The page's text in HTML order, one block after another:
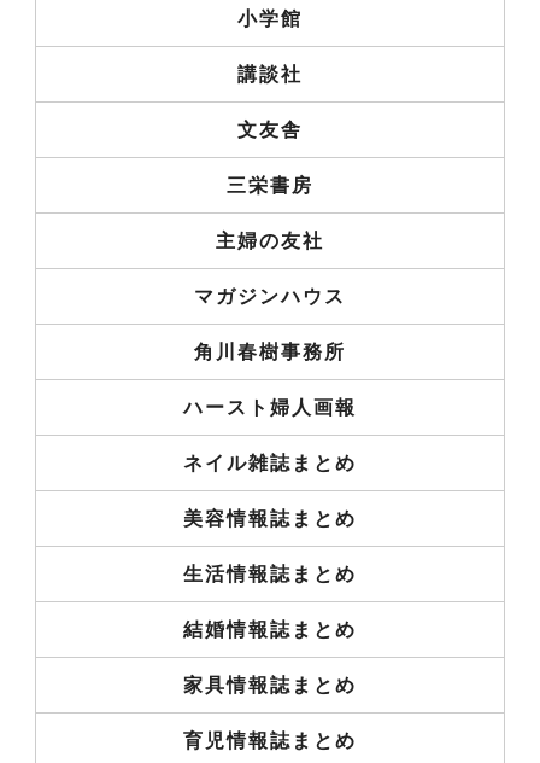
小学館
講談社
文友舎
三栄書房
主婦の友社
マガジンハウス
角川春樹事務所
ハースト婦人画報
ネイル雑誌まとめ
美容情報誌まとめ
生活情報誌まとめ
結婚情報誌まとめ
家具情報誌まとめ
育児情報誌まとめ